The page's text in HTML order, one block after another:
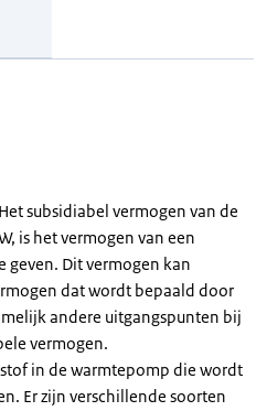
Het subsidiabel vermogen van de
is het vermogen van een
Dit vermogen kan
dat wordt bepaald door
andere uitgangspunten bij
vermogen.
in de warmtepomp die wordt
Er zijn verschillende soorten